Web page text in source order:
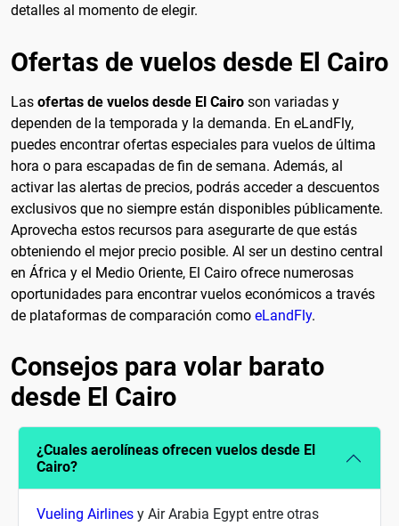
detalles al momento de elegir.
Ofertas de vuelos desde El Cairo
Las ofertas de vuelos desde El Cairo son variadas y
dependen de la temporada y la demanda. En eLandFly,
puedes encontrar ofertas especiales para vuelos de última
hora o para escapadas de fin de semana. Además, al
activar las alertas de precios, podrás acceder a descuentos
exclusivos que no siempre están disponibles públicamente.
Aprovecha estos recursos para asegurarte de que estás
obteniendo el mejor precio posible. Al ser un destino central
en África y el Medio Oriente, El Cairo ofrece numerosas
oportunidades para encontrar vuelos económicos a través
de plataformas de comparación como eLandFly.
Consejos para volar barato
desde El Cairo
¿Cuales aerolíneas ofrecen vuelos desde El
Cairo?
Vueling Airlines y Air Arabia Egypt entre otras